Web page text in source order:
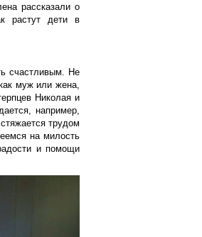
рассказали о
растут дети в
счастливым. Не
муж или жена,
Николая и
например,
трудом
на милость
и помощи